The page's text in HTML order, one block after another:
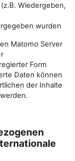
Wiedergeben,
wurden
Matomo Server
Form
Daten können
der Inhalte